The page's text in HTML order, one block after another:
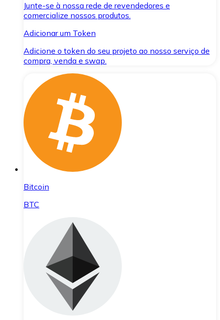
Junte-se à nossa rede de revendedores e
comercialize nossos produtos.
Adicionar um Token
Adicione o token do seu projeto ao nosso serviço de
compra, venda e swap.
Bitcoin
BTC